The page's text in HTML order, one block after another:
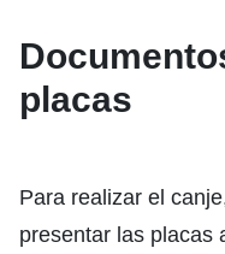
placas
Para realizar el
presentar las placas